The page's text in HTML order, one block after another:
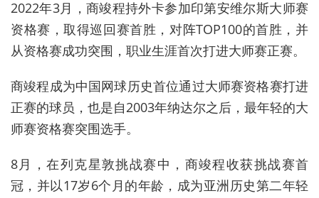
2022年3月，商竣程持外卡参加印第安维尔斯大师赛
资格赛，取得巡回赛首胜，对阵TOP100的首胜，并
从资格赛成功突围，职业生涯首次打进大师赛正赛。
商竣程成为中国网球历史首位通过大师赛资格赛打进
正赛的球员，也是自2003年纳达尔之后，最年轻的大
师赛资格赛突围选手。
8月，在列克星敦挑战赛中，商竣程收获挑战赛首
冠，并以17岁6个月的年龄，成为亚洲历史第二年轻